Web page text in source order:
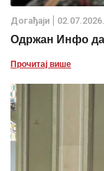
Дoгађаjи 02.07.2026.
Одржан Инфо
Прочитај више